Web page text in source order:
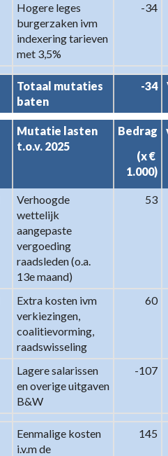
Hogere leges
burgerzaken ivm
indexering tarieven
met 3,5%
-34
Totaal mutaties
baten
-34
Mutatie lasten
t.o.v. 2025
Bedrag
(x €
1.000)
Verhoogde
wettelijk
aangepaste
vergoeding
raadsleden (o.a.
13e maand)
53
Extra kosten ivm
verkiezingen,
coalitievorming,
raadswisseling
60
Lagere salarissen
en overige uitgaven
B&W
-107
Eenmalige kosten
i.v.m de
145